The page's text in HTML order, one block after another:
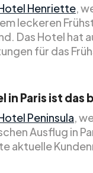
Henriette ,
leckeren
Das Hotel hat
für das
in Paris ist das
Peninsula ,
Ausflug in
aktuelle